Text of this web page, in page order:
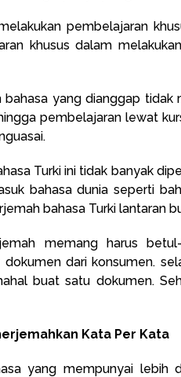
pembelajaran
khusus dalam
bahasa yang dianggap
pembelajaran lewat
Turki ini tidak banyak
bahasa dunia seperti
bahasa Turki lantaran
memang harus
dari konsumen.
buat satu dokumen.
Kata Per Kata
yang mempunyai lebih